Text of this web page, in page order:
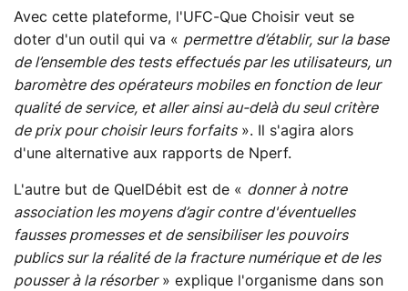
Avec cette plateforme, l'UFC-Que Choisir veut se
doter d'un outil qui va « permettre d’établir, sur la base
de l’ensemble des tests effectués par les utilisateurs, un
baromètre des opérateurs mobiles en fonction de leur
qualité de service, et aller ainsi au-delà du seul critère
de prix pour choisir leurs forfaits». Il s'agira alors
d'une alternative aux rapports de Nperf.
L'autre but de QuelDébit est de « donner à notre
association les moyens d’agir contre d'éventuelles
fausses promesses et de sensibiliser les pouvoirs
publics sur la réalité de la fracture numérique et de les
pousser à la résorber» explique l'organisme dans son